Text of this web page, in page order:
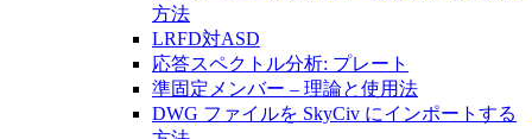
方法
LRFD対ASD
応答スペクトル分析: プレート
準固定メンバー – 理論と使用法
DWG ファイルを SkyCiv にインポートする